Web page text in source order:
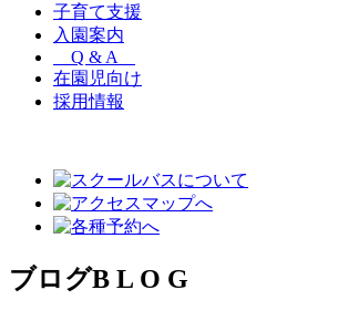
子育て支援
入園案内
Q & A
在園児向け
採用情報
ブログB L O G